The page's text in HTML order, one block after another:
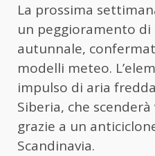
La prossima
un peggioramento
autunnale,
modelli meteo.
impulso di aria
Siberia, che
grazie a un
Scandinavia.